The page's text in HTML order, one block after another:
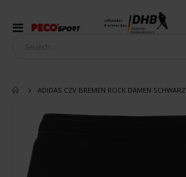
Navigation
offizieller
Partner des
ADIDAS CZV BREMEN ROCK DAMEN SCHWARZ
Bildergalerie
springen